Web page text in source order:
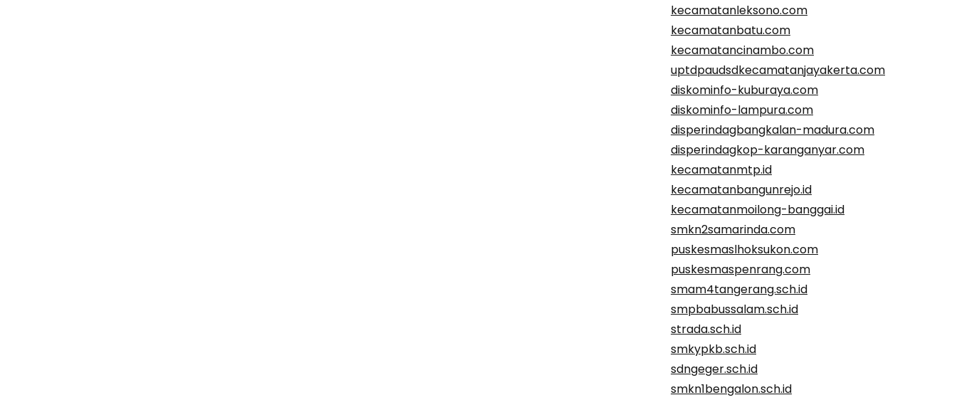
kecamatanleksono.com
kecamatanbatu.com
kecamatancinambo.com
uptdpaudsdkecamatanjayakerta.com
diskominfo-kuburaya.com
diskominfo-lampura.com
disperindagbangkalan-madura.com
disperindagkop-karanganyar.com
kecamatanmtp.id
kecamatanbangunrejo.id
kecamatanmoilong-banggai.id
smkn2samarinda.com
puskesmaslhoksukon.com
puskesmaspenrang.com
smam4tangerang.sch.id
smpbabussalam.sch.id
strada.sch.id
smkypkb.sch.id
sdngeger.sch.id
smkn1bengalon.sch.id